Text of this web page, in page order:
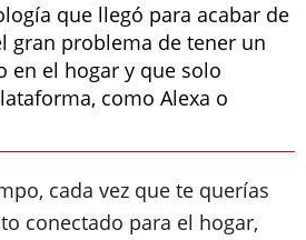
que llegó para acabar de
gran problema de tener un
en el hogar y que solo
como Alexa o
cada vez que te querías
conectado para el hogar,